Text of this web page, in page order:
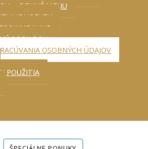
– DENNÉ MENU
УСЛУГИ
PORIADOK
OSOBNÝCH ÚDAJOV
POUŽITIA